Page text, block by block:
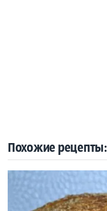
Похожие рецепты: